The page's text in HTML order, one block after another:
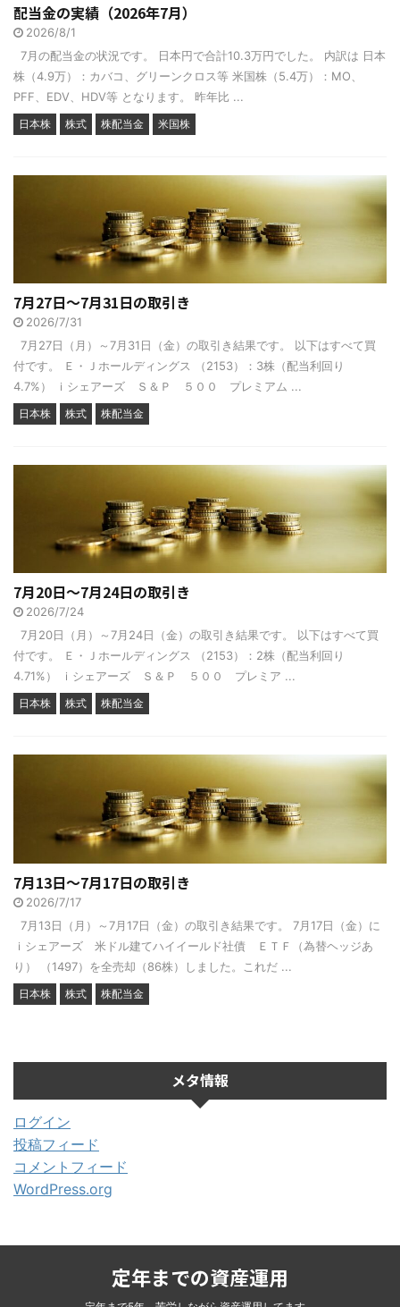
配当金の実績（2026年7月）
2026/8/1
7月の配当金の状況です。 日本円で合計10.3万円でした。 内訳は 日本
株（4.9万）：カバコ、グリーンクロス等 米国株（5.4万）：MO、
PFF、EDV、HDV等 となります。 昨年比 ...
日本株 株式 株配当金 米国株
7月27日～7月31日の取引き
2026/7/31
7月27日（月）～7月31日（金）の取引き結果です。 以下はすべて買
付です。 Ｅ・Ｊホールディングス （2153）：3株（配当利回り
4.7%） ｉシェアーズ Ｓ＆Ｐ ５００ プレミアム ...
日本株 株式 株配当金
7月20日～7月24日の取引き
2026/7/24
7月20日（月）～7月24日（金）の取引き結果です。 以下はすべて買
付です。 Ｅ・Ｊホールディングス （2153）：2株（配当利回り
4.71%） ｉシェアーズ Ｓ＆Ｐ ５００ プレミア ...
日本株 株式 株配当金
7月13日～7月17日の取引き
2026/7/17
7月13日（月）～7月17日（金）の取引き結果です。 7月17日（金）に
ｉシェアーズ 米ドル建てハイイールド社債 ＥＴＦ（為替ヘッジあ
り） （1497）を全売却（86株）しました。これだ ...
日本株 株式 株配当金
メタ情報
ログイン
投稿フィード
コメントフィード
WordPress.org
定年までの資産運用